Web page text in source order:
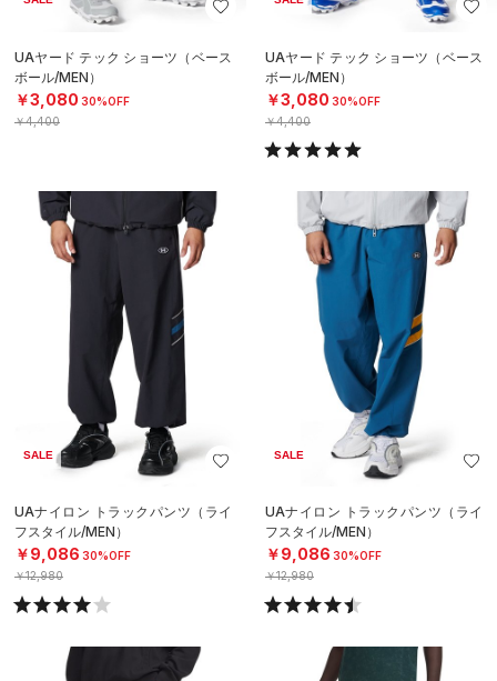
UAヤード テック ショーツ（ベース
ボール/MEN）
￥3,080 30%OFF
￥4,400
UAヤード テック ショーツ（ベース
ボール/MEN）
￥3,080 30%OFF
￥4,400
SALE
UAナイロン トラックパンツ（ライ
フスタイル/MEN）
￥9,086 30%OFF
￥12,980
SALE
UAナイロン トラックパンツ（ライ
フスタイル/MEN）
￥9,086 30%OFF
￥12,980